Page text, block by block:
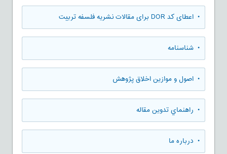
• اعطای کد DOR برای مقالات نشریه فلسفه تربیت
• شناسنامه
• اصول و موازین اخلاق پژوهش
• راهنماي تدوين مقاله
• درباره ما